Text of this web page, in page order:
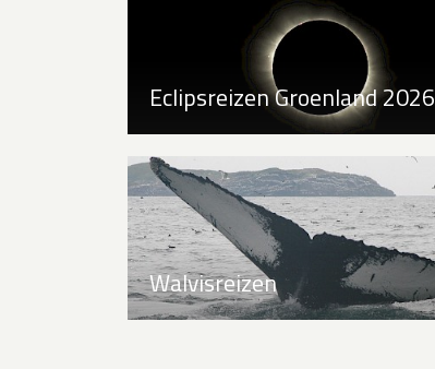
Eclipsreizen Groenland 2026
Walvisreizen